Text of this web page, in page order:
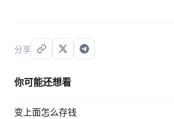
分享
你可能还想看
变上面怎么存钱